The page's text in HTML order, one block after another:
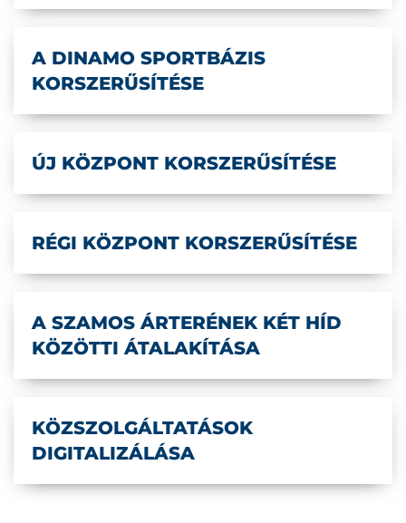
A DINAMO SPORTBÁZIS
KORSZERŰSÍTÉSE
ÚJ KÖZPONT KORSZERŰSÍTÉSE
RÉGI KÖZPONT KORSZERŰSÍTÉSE
A SZAMOS ÁRTERÉNEK KÉT HÍD
KÖZÖTTI ÁTALAKÍTÁSA
KÖZSZOLGÁLTATÁSOK
DIGITALIZÁLÁSA